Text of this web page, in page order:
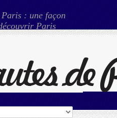
Paris : une façon
Paris